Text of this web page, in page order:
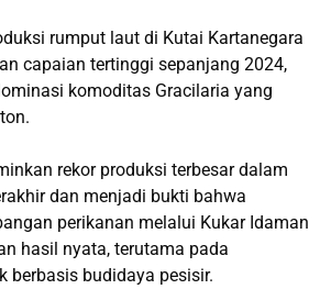
rumput laut di Kutai Kartanegara
capaian tertinggi sepanjang 2024,
komoditas Gracilaria yang
rekor produksi terbesar dalam
dan menjadi bukti bahwa
perikanan melalui Kukar Idaman
hasil nyata, terutama pada
berbasis budidaya pesisir.